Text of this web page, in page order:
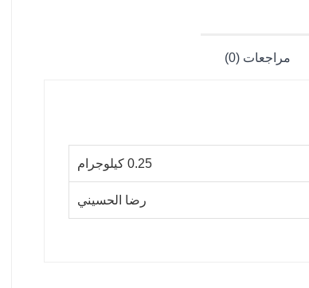
مراجعات (0)
0.25 كيلوجرام
رضا الحسيني